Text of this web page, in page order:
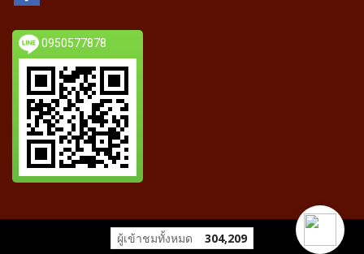
0950577878
ผู้เข้าชมทั้งหมด 304,209